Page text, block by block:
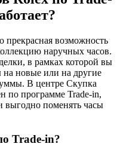
прекрасная возможность
наручных часов.
в рамках которой вы
на новые или на другие
В центре Скупка
по программе Trade-in,
выгодно поменять часы
Trade-in?